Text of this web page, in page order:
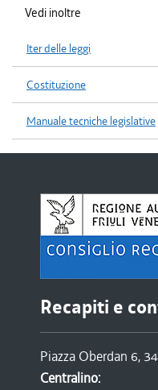
Vedi inoltre
Iter delle leggi
Costituzione
Manuale tecniche legislative
Recapiti e
Piazza Oberdan 6,
Centralino: